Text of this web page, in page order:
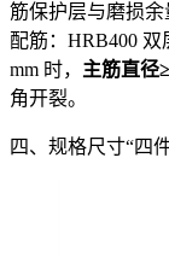
筋保护层与磨损余
配筋：HRB400 双
mm 时， 主筋直径
角开裂。
四、规格尺寸“四